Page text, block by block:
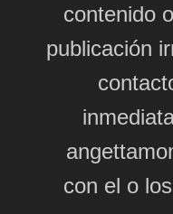
contenido
publicación
con el o